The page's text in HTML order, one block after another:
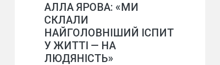
АЛЛА ЯРОВА: «МИ
СКЛАЛИ
НАЙГОЛОВНІШИЙ ІСПИТ
У ЖИТТІ — НА
ЛЮДЯНІСТЬ»